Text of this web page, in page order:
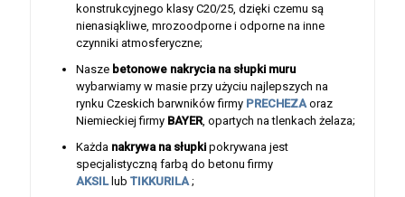
konstrukcyjnego klasy C20/25, dzięki czemu są
nienasiąkliwe, mrozoodporne i odporne na inne
czynniki atmosferyczne;
Nasze betonowe nakrycia na słupki muru
wybarwiamy w masie przy użyciu najlepszych na
rynku Czeskich barwników firmy PRECHEZA oraz
Niemieckiej firmy BAYER, opartych na tlenkach żelaza;
Każda nakrywa na słupki pokrywana jest
specjalistyczną farbą do betonu firmy
AKSIL lub TIKKURILA;